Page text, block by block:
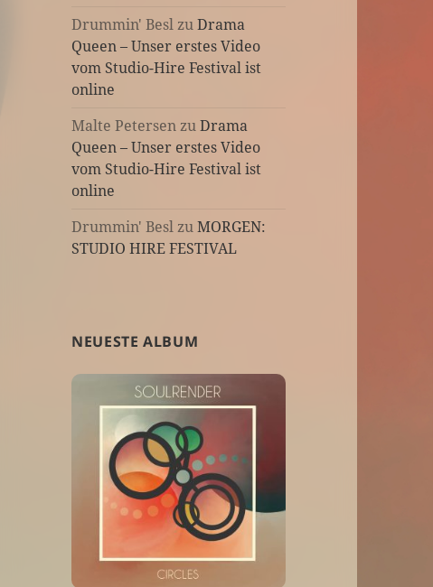
Drummin' BeslzuDrama
Queen – Unser erstes Video
vom Studio-Hire Festival ist
online
Malte PetersenzuDrama
Queen – Unser erstes Video
vom Studio-Hire Festival ist
online
Drummin' BeslzuMORGEN:
STUDIO HIRE FESTIVAL
NEUESTE ALBUM